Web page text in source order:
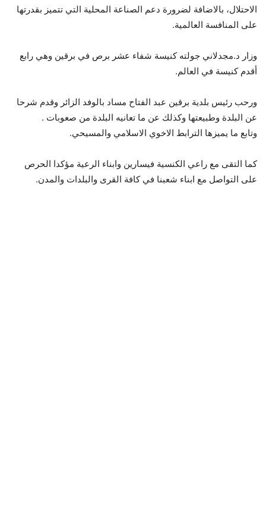
الاحتلال، بالاضافة لضرورة دعم الصناعة المحلية التي تتميز بقدرتها
على المنافسة العالمية.
وزار د.مجدلاني جولته كنيسة شفاء عشر برص في برقين وهي رابع
أقدم كنيسة في العالم.
ورحب رئيس بلدية برقين عبد الفتاح مساد بالوفد الزائر وقدم شرحا
عن البلدة وطبيعتها وكذلك عن ما تعانيه البلدة من صعوبات .
وتابع ما يميزها الترابط الاخوي الاسلامي والمسيحي.
كما التقى مع راعي الكنسية فيسارين وابناء الرعية مؤكدا الحرص
على التواصل مع ابناء شعبنا في كافة القرى والبلدات والمدن.